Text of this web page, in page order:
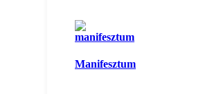
Manifesztum